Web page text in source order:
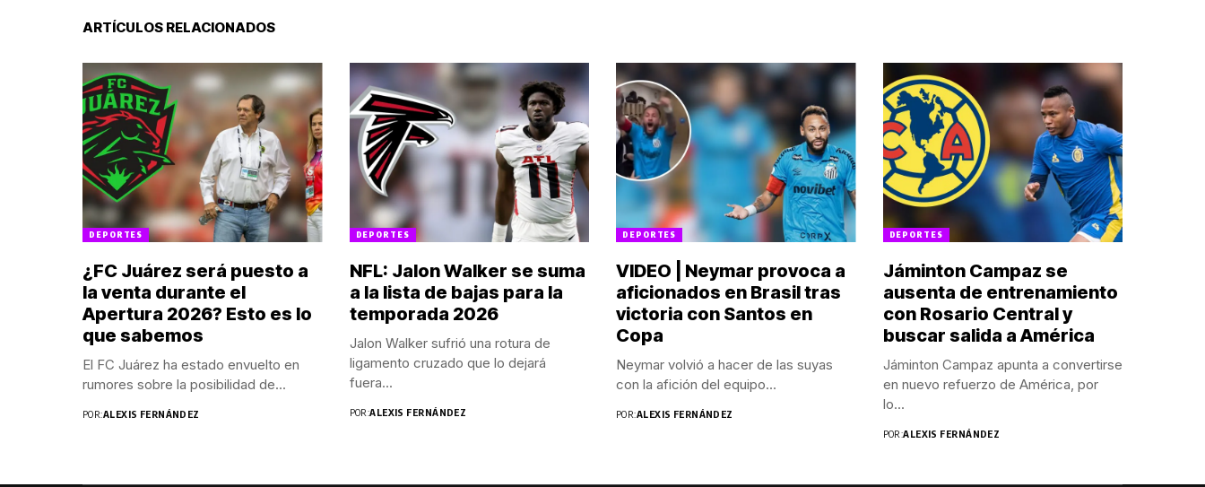
ARTÍCULOS RELACIONADOS
DEPORTES
¿FC Juárez será puesto a
la venta durante el
Apertura 2026? Esto es lo
que sabemos
El FC Juárez ha estado envuelto en
rumores sobre la posibilidad de...
POR:ALEXIS FERNÁNDEZ
DEPORTES
NFL: Jalon Walker se suma
a la lista de bajas para la
temporada 2026
Jalon Walker sufrió una rotura de
ligamento cruzado que lo dejará
fuera...
POR:ALEXIS FERNÁNDEZ
DEPORTES
VIDEO | Neymar provoca a
aficionados en Brasil tras
victoria con Santos en
Copa
Neymar volvió a hacer de las suyas
con la afición del equipo...
POR:ALEXIS FERNÁNDEZ
DEPORTES
Jáminton Campaz se
ausenta de entrenamiento
con Rosario Central y
buscar salida a América
Jáminton Campaz apunta a convertirse
en nuevo refuerzo de América, por
lo...
POR:ALEXIS FERNÁNDEZ